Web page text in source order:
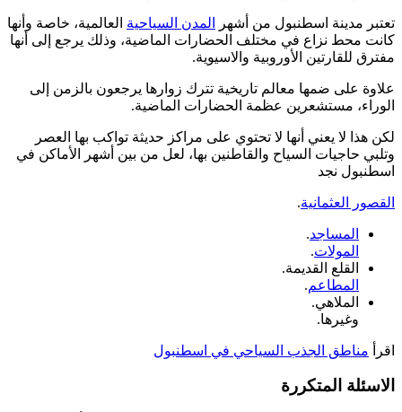
تعتبر مدينة اسطنبول من أشهر المدن السياحية العالمية، خاصة وأنها
كانت محط نزاع في مختلف الحضارات الماضية، وذلك يرجع إلى أنها
مفترق للقارتين الأوروبية والاسيوية.
علاوة على ضمها معالم تاريخية تترك زوارها يرجعون بالزمن إلى
الوراء، مستشعرين عظمة الحضارات الماضية.
لكن هذا لا يعني أنها لا تحتوي على مراكز حديثة تواكب بها العصر
وتلبي حاجيات السياح والقاطنين بها، لعل من بين أشهر الأماكن في
اسطنبول نجد
القصور العثمانية.
المساجد.
المولات.
القلع القديمة.
المطاعم.
الملاهي.
وغيرها.
اقرأ مناطق الجذب السياحي في اسطنبول
الاسئلة المتكررة